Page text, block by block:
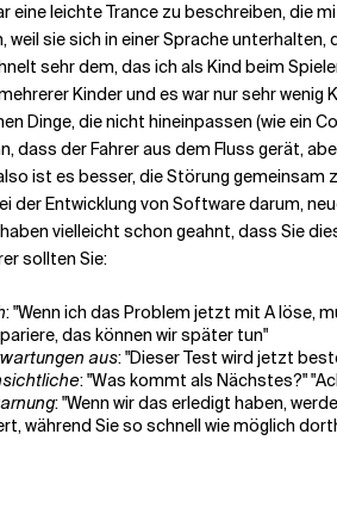
leichte Trance zu beschreiben, die
weil sie sich in einer Sprache
sehr dem, das ich als Kind beim
Kinder und es war nur sehr
Dinge, die nicht hineinpassen (wie ein
dass der Fahrer aus dem Fluss gerät,
ist es besser, die Störung gemeinsam
der Entwicklung von Software darum,
vielleicht schon geahnt, dass Sie
sollten Sie:
: "Wenn ich das Problem jetzt mit A löse,
das können wir später tun"
aus: "Dieser Test wird jetzt
: "Was kommt als Nächstes?"
: "Wenn wir das erledigt haben,
während Sie so schnell wie möglich